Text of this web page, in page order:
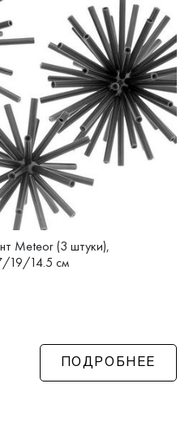
Meteor (3 штуки),
19/14.5 см
ПОДРОБНЕЕ